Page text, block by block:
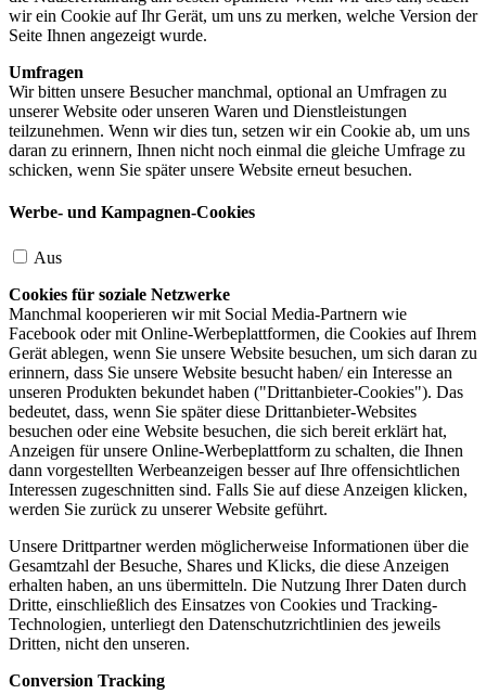
wir ein Cookie auf Ihr Gerät, um uns zu merken, welche Version der
Seite Ihnen angezeigt wurde.
Umfragen
Wir bitten unsere Besucher manchmal, optional an Umfragen zu
unserer Website oder unseren Waren und Dienstleistungen
teilzunehmen. Wenn wir dies tun, setzen wir ein Cookie ab, um uns
daran zu erinnern, Ihnen nicht noch einmal die gleiche Umfrage zu
schicken, wenn Sie später unsere Website erneut besuchen.
Werbe- und Kampagnen-Cookies
Aus
Cookies für soziale Netzwerke
Manchmal kooperieren wir mit Social Media-Partnern wie
Facebook oder mit Online-Werbeplattformen, die Cookies auf Ihrem
Gerät ablegen, wenn Sie unsere Website besuchen, um sich daran zu
erinnern, dass Sie unsere Website besucht haben/ ein Interesse an
unseren Produkten bekundet haben ("Drittanbieter-Cookies"). Das
bedeutet, dass, wenn Sie später diese Drittanbieter-Websites
besuchen oder eine Website besuchen, die sich bereit erklärt hat,
Anzeigen für unsere Online-Werbeplattform zu schalten, die Ihnen
dann vorgestellten Werbeanzeigen besser auf Ihre offensichtlichen
Interessen zugeschnitten sind. Falls Sie auf diese Anzeigen klicken,
werden Sie zurück zu unserer Website geführt.
Unsere Drittpartner werden möglicherweise Informationen über die
Gesamtzahl der Besuche, Shares und Klicks, die diese Anzeigen
erhalten haben, an uns übermitteln. Die Nutzung Ihrer Daten durch
Dritte, einschließlich des Einsatzes von Cookies und Tracking-
Technologien, unterliegt den Datenschutzrichtlinien des jeweils
Dritten, nicht den unseren.
Conversion Tracking